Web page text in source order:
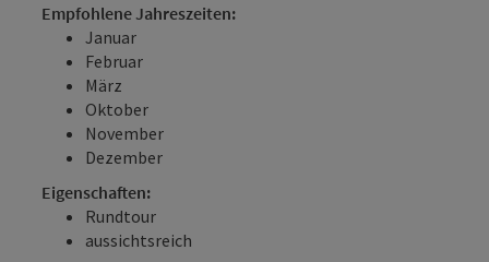
Empfohlene Jahreszeiten:
Januar
Februar
März
Oktober
November
Dezember
Eigenschaften:
Rundtour
aussichtsreich